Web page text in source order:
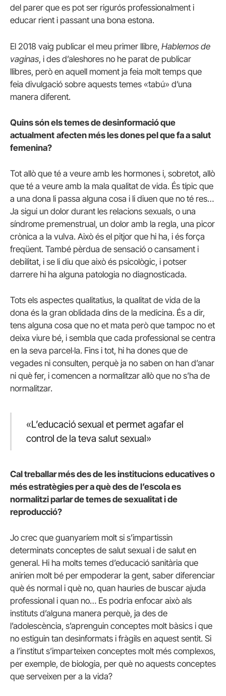
del parer que es pot ser rigurós professionalment i
educar rient i passant una bona estona.
El 2018 vaig publicar el meu primer llibre, Hablemos de
vaginas, i des d’aleshores no he parat de publicar
llibres, però en aquell moment ja feia molt temps que
feia divulgació sobre aquests temes «tabú» d’una
manera diferent.
Quins són els temes de desinformació que
actualment afecten més les dones pel que fa a salut
femenina?
Tot allò que té a veure amb les hormones i, sobretot, allò
que té a veure amb la mala qualitat de vida. És típic que
a una dona li passa alguna cosa i li diuen que no té res…
Ja sigui un dolor durant les relacions sexuals, o una
síndrome premenstrual, un dolor amb la regla, una picor
crònica a la vulva. Això és el pitjor que hi ha, i és força
freqüent. També pèrdua de sensació o cansament i
debilitat, i se li diu que això és psicològic, i potser
darrere hi ha alguna patologia no diagnosticada.
Tots els aspectes qualitatius, la qualitat de vida de la
dona és la gran oblidada dins de la medicina. És a dir,
tens alguna cosa que no et mata però que tampoc no et
deixa viure bé, i sembla que cada professional se centra
en la seva parcel·la. Fins i tot, hi ha dones que de
vegades ni consulten, perquè ja no saben on han d’anar
ni què fer, i comencen a normalitzar allò que no s’ha de
normalitzar.
«L’educació sexual et permet agafar el
control de la teva salut sexual»
Cal treballar més des de les institucions educatives o
més estratègies per a què des de l’escola es
normalitzi parlar de temes de sexualitat i de
reproducció?
Jo crec que guanyaríem molt si s’impartissin
determinats conceptes de salut sexual i de salut en
general. Hi ha molts temes d’educació sanitària que
anirien molt bé per empoderar la gent, saber diferenciar
què és normal i què no, quan hauries de buscar ajuda
professional i quan no… Es podria enfocar això als
instituts d’alguna manera perquè, ja des de
l’adolescència, s’aprenguin conceptes molt bàsics i que
no estiguin tan desinformats i fràgils en aquest sentit. Si
a l’institut s’imparteixen conceptes molt més complexos,
per exemple, de biologia, per què no aquests conceptes
que serveixen per a la vida?